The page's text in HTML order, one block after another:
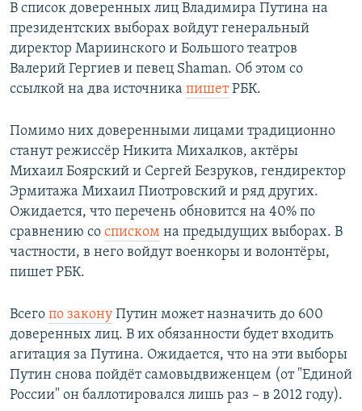
Все сайты РСЕ/РС
В список доверенных лиц Владимира Путина на
президентских выборах войдут генеральный
директор Мариинского и Большого театров
Валерий Гергиев и певец Shaman. Об этом со
ссылкой на два источника пишетРБК.
Помимо них доверенными лицами традиционно
станут режиссёр Никита Михалков, актёры
Михаил Боярский и Сергей Безруков, гендиректор
Эрмитажа Михаил Пиотровский и ряд других.
Ожидается, что перечень обновится на 40% по
сравнению со списком на предыдущих выборах. В
частности, в него войдут военкоры и волонтёры,
пишет РБК.
Всего по закону Путин может назначить до 600
доверенных лиц. В их обязанности будет входить
агитация за Путина. Ожидается, что на эти выборы
Путин снова пойдёт самовыдвиженцем (от "Единой
России" он баллотировался лишь раз – в 2012 году).